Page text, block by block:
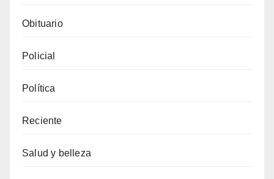
Obituario
Policial
Política
Reciente
Salud y belleza